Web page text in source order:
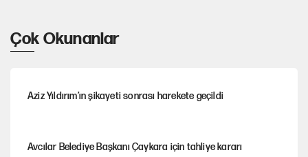
Çok Okunanlar
Aziz Yıldırım’ın şikayeti sonrası harekete geçildi
Avcılar Belediye Başkanı Çaykara için tahliye kararı